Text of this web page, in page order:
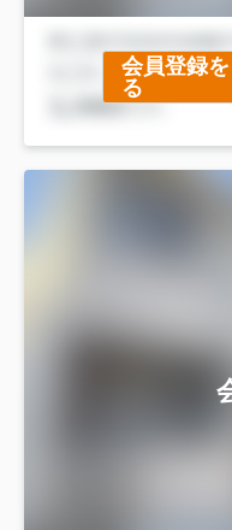
会員登録
る